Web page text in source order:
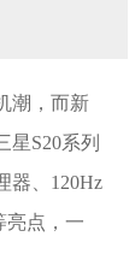
潮，而新
S20系列
器、120Hz
亮点，一